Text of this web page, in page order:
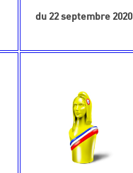
du 22 septembre 2020